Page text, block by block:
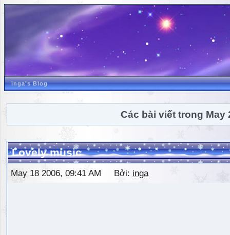
inga's Blog
Các bài viết trong May
Lovely music
May 18 2006, 09:41 AM Bởi: inga